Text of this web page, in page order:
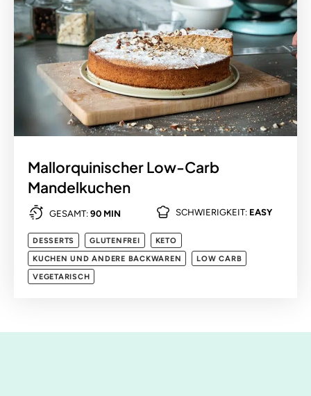
Mallorquinischer Low-Carb
Mandelkuchen
GESAMT: 90 MIN SCHWIERIGKEIT: EASY
DESSERTS GLUTENFREI
KETO
KUCHEN UND ANDERE BACKWAREN
LOW CARB
VEGETARISCH